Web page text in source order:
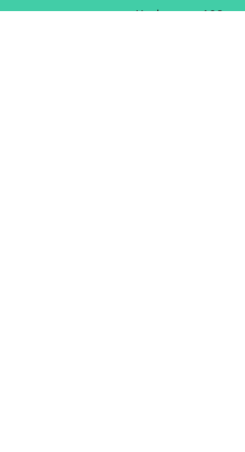
Kerkstraat 108